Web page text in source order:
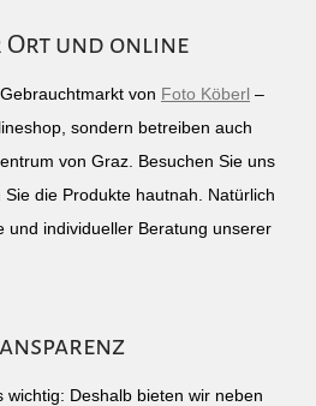
und online
von Foto Köberl –
sondern betreiben auch
von Graz. Besuchen Sie uns
die Produkte hautnah. Natürlich
und individueller Beratung unserer
wichtig: Deshalb bieten wir neben